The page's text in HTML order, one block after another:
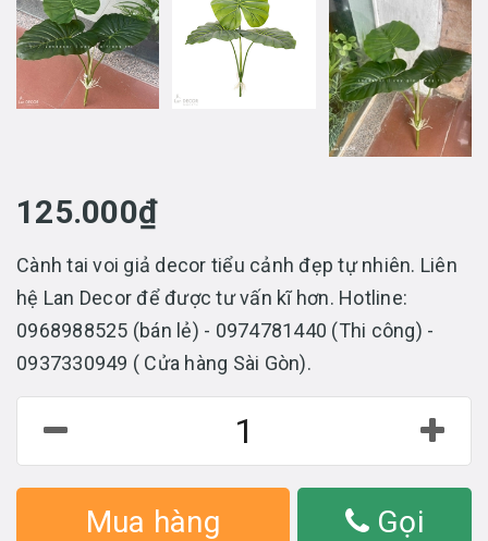
125.000₫
Cành tai voi giả decor tiểu cảnh đẹp tự nhiên. Liên
hệ Lan Decor để được tư vấn kĩ hơn. Hotline:
0968988525 (bán lẻ) - 0974781440 (Thi công) -
0937330949 ( Cửa hàng Sài Gòn).
Mua hàng Gọi